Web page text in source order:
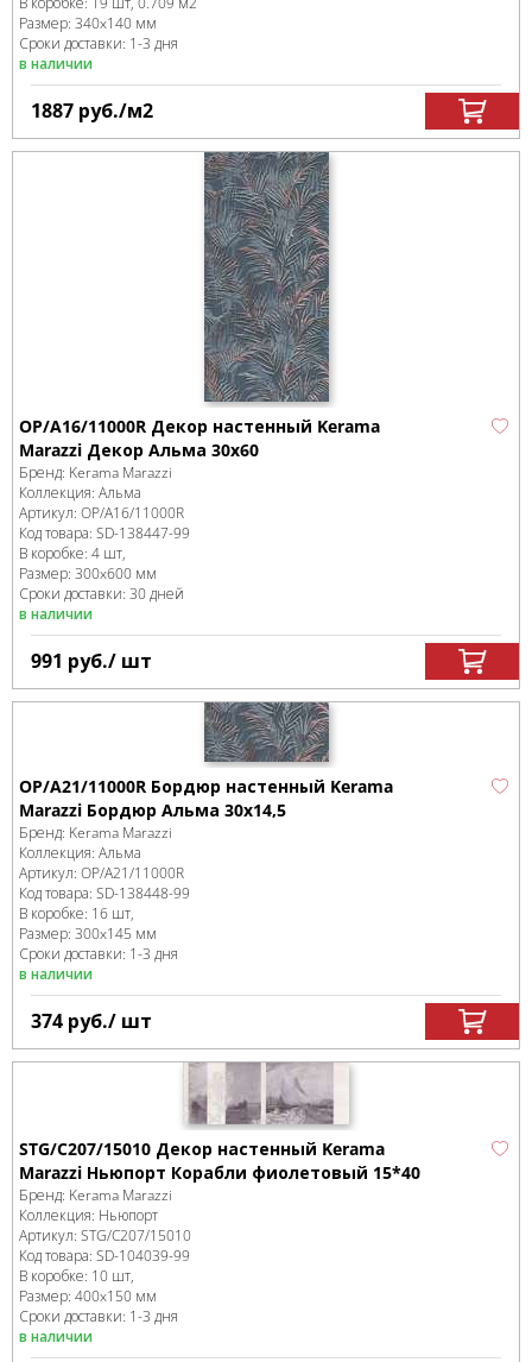
Размер: 340x140 мм
Сроки доставки: 1-3 дня
в наличии
1887 руб./м2
OP/A16/11000R Декор настенный Kerama
Marazzi Декор Альма 30х60
Бренд: Kerama Marazzi
Коллекция: Альма
Артикул: OP/A16/11000R
Код товара: SD-138447-99
В коробке: 4 шт,
Размер: 300x600 мм
Сроки доставки: 30 дней
в наличии
991 руб./ шт
OP/A21/11000R Бордюр настенный Kerama
Marazzi Бордюр Альма 30х14,5
Бренд: Kerama Marazzi
Коллекция: Альма
Артикул: OP/A21/11000R
Код товара: SD-138448-99
В коробке: 16 шт,
Размер: 300x145 мм
Сроки доставки: 1-3 дня
в наличии
374 руб./ шт
STG/C207/15010 Декор настенный Kerama
Marazzi Ньюпорт Корабли фиолетовый 15*40
Бренд: Kerama Marazzi
Коллекция: Ньюпорт
Артикул: STG/C207/15010
Код товара: SD-104039-99
В коробке: 10 шт,
Размер: 400x150 мм
Сроки доставки: 1-3 дня
в наличии